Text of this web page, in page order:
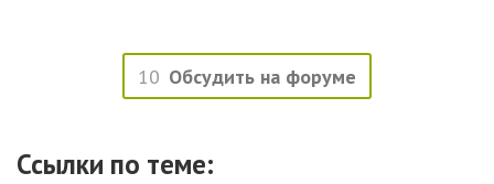
10 Обсудить на форуме
Ссылки по теме: